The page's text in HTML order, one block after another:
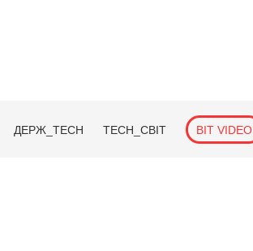
ДЕРЖ_TECH TECH_СВІТ BIT VIDEO